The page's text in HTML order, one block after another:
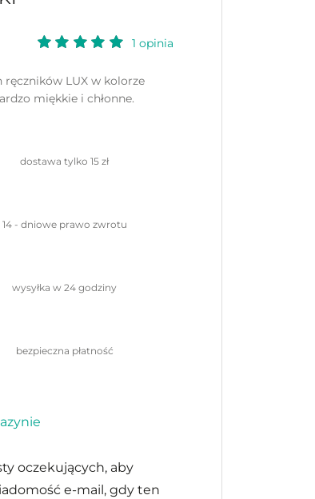
1 opinia
ręczników LUX w kolorze
miękkie i chłonne.
dostawa tylko15 zł
14 - dniowe prawo zwrotu
wysyłka w 24 godziny
bezpieczna płatność
oczekujących, aby
e-mail, gdy ten